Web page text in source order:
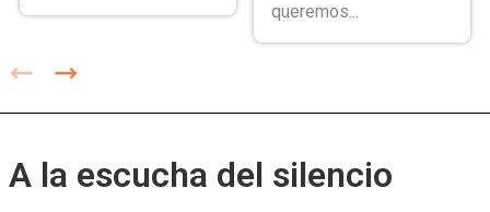
queremos...
A la escucha del silencio